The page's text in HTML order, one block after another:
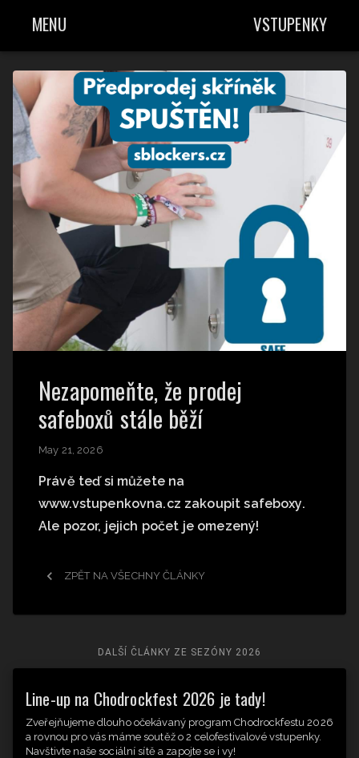
MENU VSTUPENKY
Nezapomeňte, že prodej
safeboxů stále běží
May 21, 2026
Právě teď si můžete na
www.vstupenkovna.cz zakoupit safeboxy.
Ale pozor, jejich počet je omezený!
ZPĚT NA VŠECHNY ČLÁNKY
DALŠÍ ČLÁNKY ZE SEZÓNY 2026
Line-up na Chodrockfest 2026 je tady!
Zveřejňujeme dlouho očekávaný program Chodrockfestu 2026
a rovnou pro vás máme soutěž o 2 celofestivalové vstupenky.
Navštivte naše sociální sítě a zapojte se i vy!